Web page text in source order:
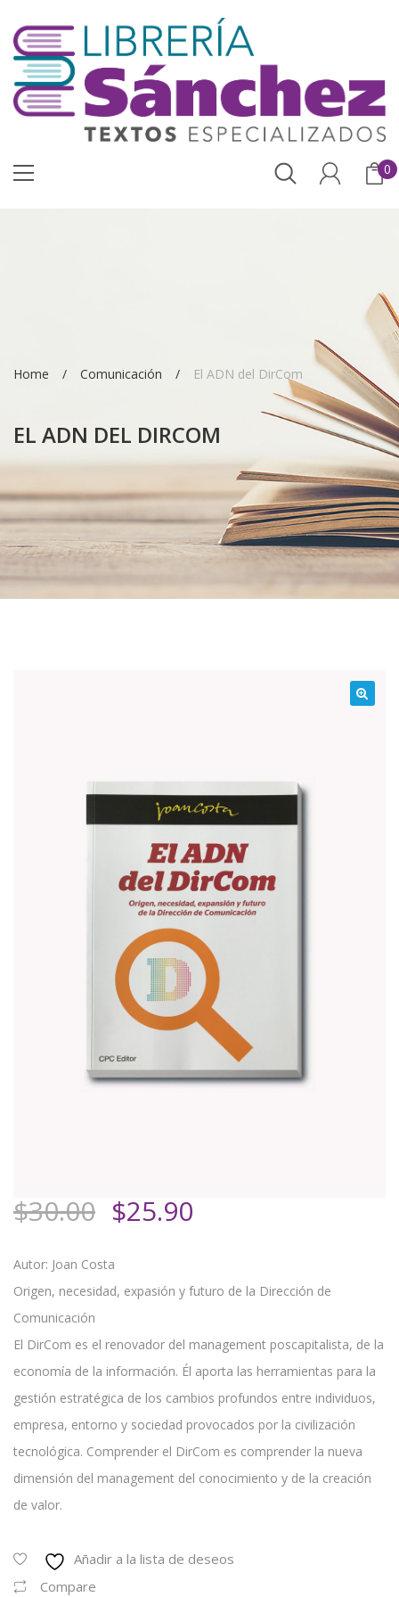
0
Home Comunicación El ADN del DirCom
EL ADN DEL DIRCOM
¡Oferta!
$30.00 El
original
era:
$25.90
es:
Autor: Joan Costa
Origen, necesidad, expasión y futuro de la Dirección de
Comunicación
El DirCom es el renovador del management poscapitalista, de la
economía de la información. Él aporta las herramientas para la
gestión estratégica de los cambios profundos entre individuos,
empresa, entorno y sociedad provocados por la civilización
tecnológica. Comprender el DirCom es comprender la nueva
dimensión del management del conocimiento y de la creación
de valor.
Añadir a la lista de deseos
Compare